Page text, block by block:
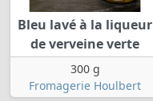
Bleu lavé à la liqueur
de verveine verte
300 g
Fromagerie Houlbert